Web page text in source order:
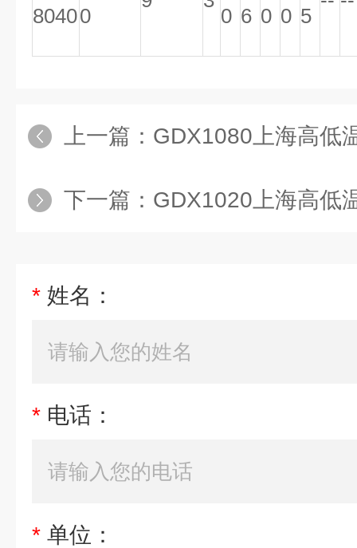
80400
0 6 0 0 5
上一篇： GDX1080上海高低温
下一篇： GDX1020上海高低温循
* 姓名：
* 电话：
* 单位：